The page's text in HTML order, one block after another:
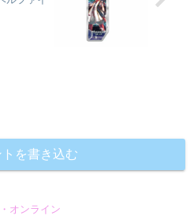
トを書き込む
オンライン